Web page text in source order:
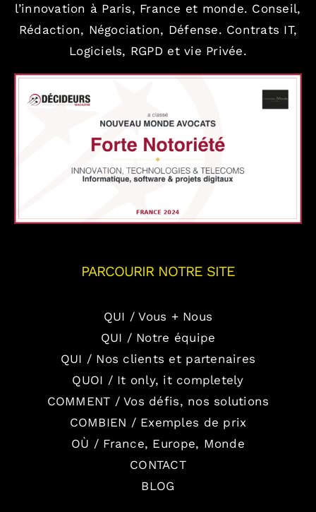
l’innovation à Paris, France et monde. Conseil,
Rédaction, Négociation, Défense. Contrats IT,
Logiciels, RGPD et vie Privée.
PARCOURIR NOTRE SITE
QUI / Vous + Nous
QUI / Notre équipe
QUI / Nos clients et partenaires
QUOI / It only, it completely
COMMENT / Vos défis, nos solutions
COMBIEN / Exemples de prix
OÙ / France, Europe, Monde
CONTACT
BLOG